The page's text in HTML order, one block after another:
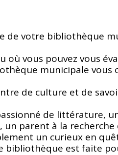
de votre bibliothèque
où vous pouvez vous
municipale vous
de culture et de
de littérature,
un parent à la recherche
un curieux en
bibliothèque est faite